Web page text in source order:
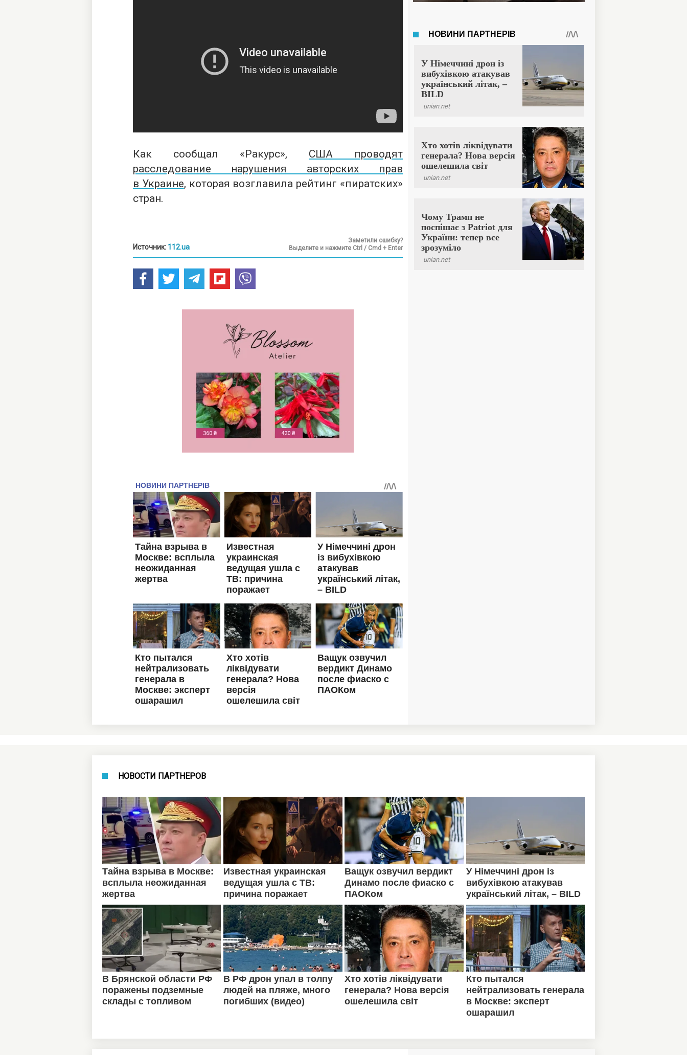
Как сообщал «Ракурс», США проводят
расследование нарушения авторских прав
в Украине, которая возглавила рейтинг «пиратских»
стран.
Источник: 112.ua
Заметили ошибку?
Выделите и нажмите Ctrl / Cmd + Enter
НОВОСТИ ПАРТНЕРОВ